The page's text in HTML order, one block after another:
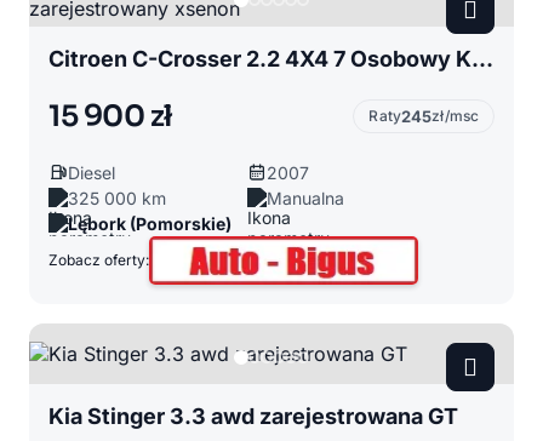
Citroen C-Crosser 2.2 4X4 7 Osobowy Klima zarejestrowany xsenon
15 900 zł Raty245zł/msc
Diesel
2007
325 000 km
Manualna
Lębork (Pomorskie)
Zobacz oferty:
Kia Stinger 3.3 awd zarejestrowana GT